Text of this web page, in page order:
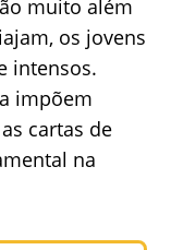
muito além
os jovens
intensos.
impõem
cartas de
na